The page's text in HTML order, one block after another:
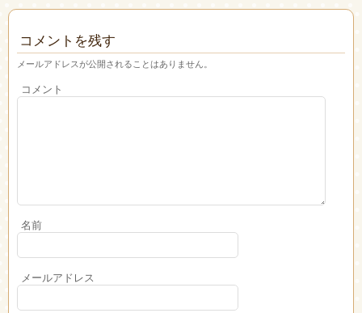
コメントを残す
メールアドレスが公開されることはありません。
コメント
名前
メールアドレス